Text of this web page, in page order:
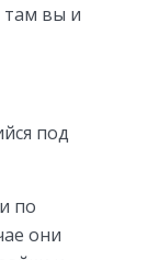
там вы и
под
по
они